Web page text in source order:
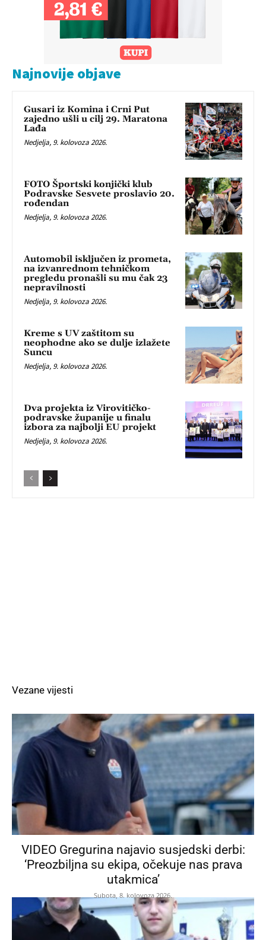
Najnovije objave
Gusari iz Komina i Crni Put
zajedno ušli u cilj 29. Maratona
Lađa
Nedjelja, 9. kolovoza 2026.
FOTO Športski konjički klub
Podravske Sesvete proslavio 20.
rođendan
Nedjelja, 9. kolovoza 2026.
Automobil isključen iz prometa,
na izvanrednom tehničkom
pregledu pronašli su mu čak 23
nepravilnosti
Nedjelja, 9. kolovoza 2026.
Kreme s UV zaštitom su
neophodne ako se dulje izlažete
Suncu
Nedjelja, 9. kolovoza 2026.
Dva projekta iz Virovitičko-
podravske županije u finalu
izbora za najbolji EU projekt
Nedjelja, 9. kolovoza 2026.
Vezane vijesti
VIDEO Gregurina najavio susjedski derbi:
‘Preozbiljna su ekipa, očekuje nas prava
utakmica’
Subota, 8. kolovoza 2026.